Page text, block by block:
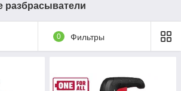
разбрасыватели
0 Фильтры